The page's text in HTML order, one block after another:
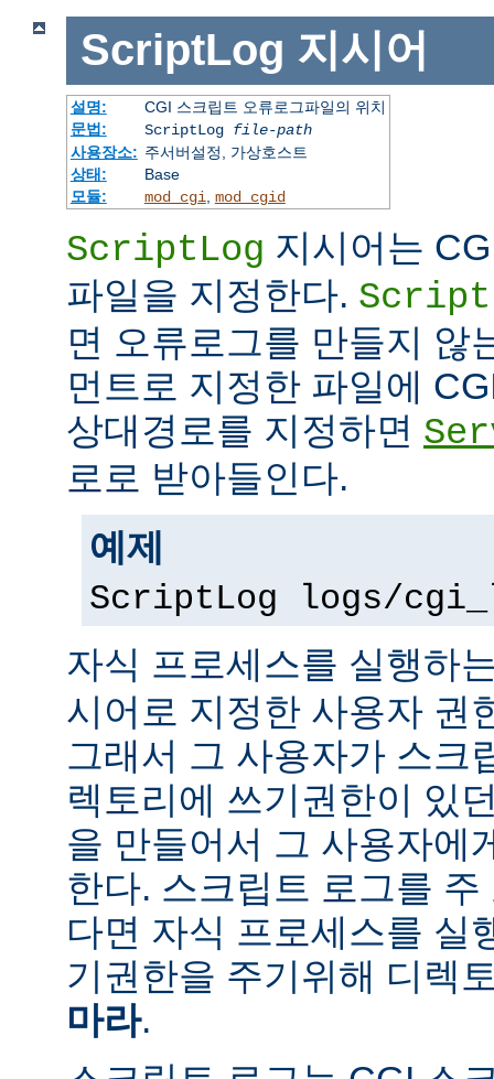
ScriptLog 지시어
설명:
CGI 스크립트 오류로그파일의 위치
문법:
ScriptLog file-path
사용장소: 주서버설정, 가상호스트
상태:
Base
모듈:
mod_cgi mod_cgid
ScriptLog 지시어는
파일을 지정한다.
면 오류로그를 만들지 않
먼트로 지정한 파일에
상대경로를 지정하면
로로 받아들인다.
예제
ScriptLog logs/
자식 프로세스를 실행하
시어로 지정한 사용자 권
그래서 그 사용자가 스크
렉토리에 쓰기권한이 있
을 만들어서 그 사용자에
한다. 스크립트 로그를
다면 자식 프로세스를 실
기권한을 주기위해 디렉
마라.